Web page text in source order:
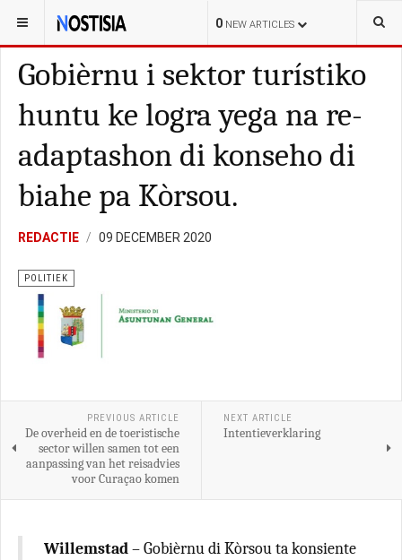
0 NEW ARTICLES
YOU ARE HERE: CURAÇAO POLITIEK
Gobièrnu i sektor turístiko
huntu ke logra yega na re-
adaptashon di konseho di
biahe pa Kòrsou.
REDACTIE 09 DECEMBER 2020
POLITIEK
PREVIOUS ARTICLE
De overheid en de toeristische
sector willen samen tot een
aanpassing van het reisadvies
voor Curaçao komen
NEXT ARTICLE
Intentieverklaring
Willemstad– Gobièrnu di Kòrsou ta konsiente